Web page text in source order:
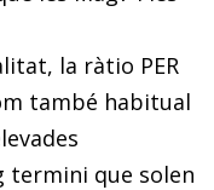
la ràtio PER
també habitual
termini que solen